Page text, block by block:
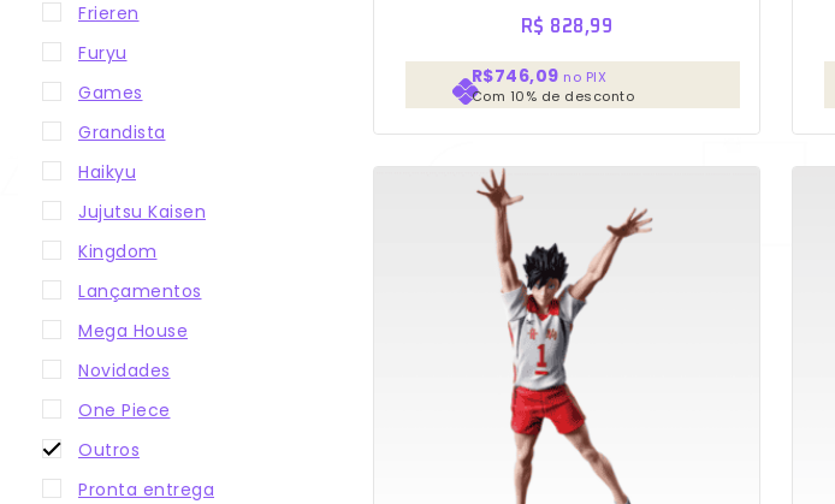
R$ 828,99
R$746,09 no PIX
Com 10% de desconto
Frieren
Furyu
Games
Grandista
Haikyu
Jujutsu Kaisen
Kingdom
Lançamentos
Mega House
Novidades
One Piece
Outros
Pronta entrega